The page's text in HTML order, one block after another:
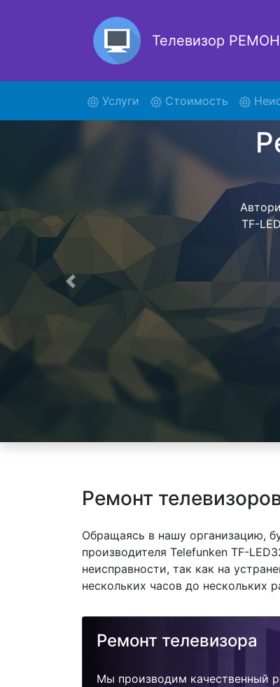
Телевизор
Услуги (current)Стоимость
для
Предыдущая
Ремонт
Обращаясь в нашу организацию,
производителя Telefunken TF-
неисправности, так как на
нескольких часов до нескольких
Ремонт телевизора
Мы производим качественный